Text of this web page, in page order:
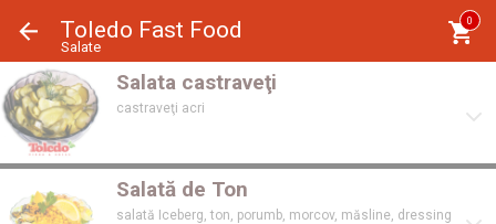
Toledo Fast Food
Salate
0
Salata castraveţi
castraveţi acri
Salată de Ton
salată Iceberg, ton, porumb, morcov, măsline, dressing